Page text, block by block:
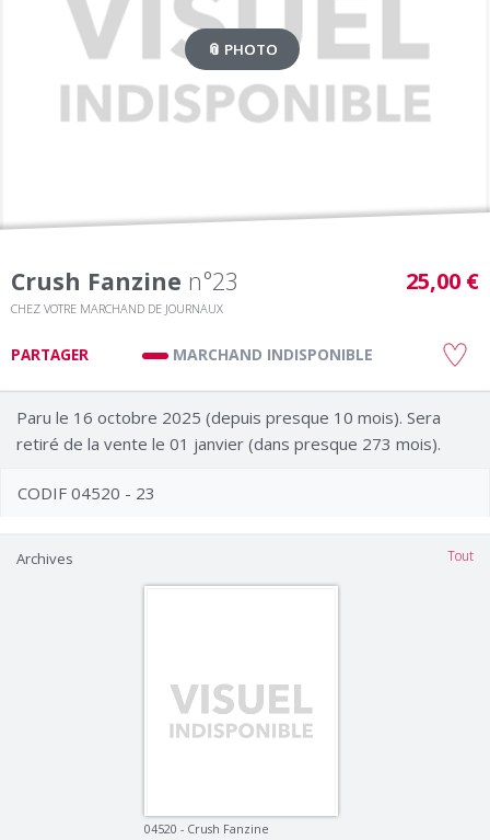
📎 PHOTO
Crush Fanzine n°23
CHEZ VOTRE MARCHAND DE JOURNAUX
25,00 €
PARTAGER MARCHAND INDISPONIBLE
Paru le 16 octobre 2025 (depuis presque 10 mois). Sera
retiré de la vente le 01 janvier (dans presque 273 mois).
CODIF 04520 - 23
Archives Tout
04520 - Crush Fanzine